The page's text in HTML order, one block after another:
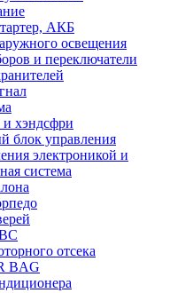
АКБ
освещения
и переключатели
хэндсфри
блок управления
электроникой и
система
отсека
BAG